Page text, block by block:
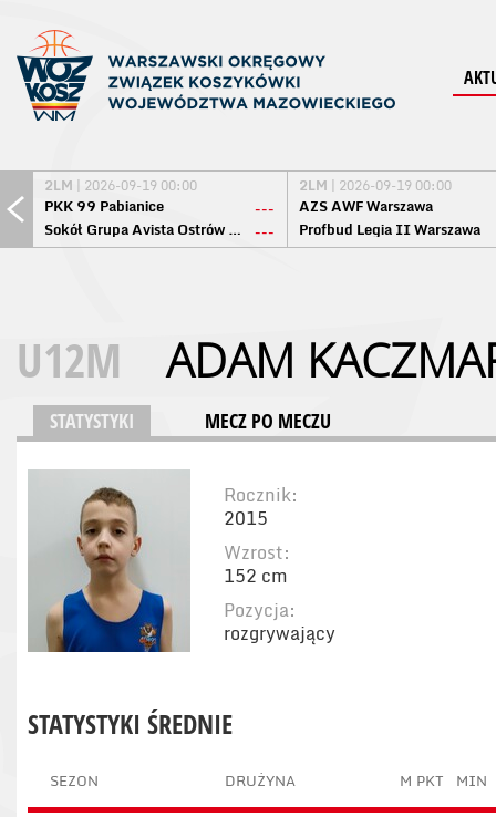
2LM | 2026-09-19 00:00
PKK 99 Pabianice
---
Sokół Grupa Avista Ostrów Maz. ---
2LM | 2026-09-19 00:00
AZS AWF Warszawa
Profbud Legia II Warszawa
U12M ADAM
STATYSTYKI MECZ PO MECZU
Rocznik:
2015
Wzrost:
152 cm
Pozycja:
rozgrywający
STATYSTYKI ŚREDNIE
SEZON DRUŻYNA M PKT MIN